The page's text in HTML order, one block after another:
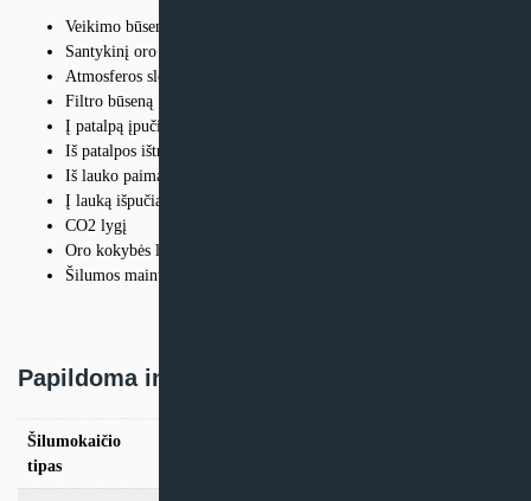
Veikimo būsenos, datos ir laiko rodymas
Santykinį oro drėgnumą
Atmosferos slėgį
Filtro būseną
Į patalpą įpučiamo oro temperatūrą
Iš patalpos ištraukiamo oro temperatūrą
Iš lauko paimamo oro temperatūrą iki rekuperacijos
Į lauką išpučiamo oro temperatūrą po rekuperacijos
CO2 lygį
Oro kokybės lygį (VOC)
Šilumos mainų lygį
Papildoma informacija
Šilumokaičio
tipas